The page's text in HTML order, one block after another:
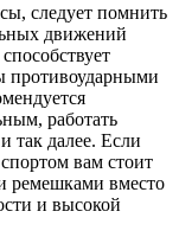
следует помнить
движений
противоударными
работать
так далее. Если
вам стоит
ремешками вместо
и высокой